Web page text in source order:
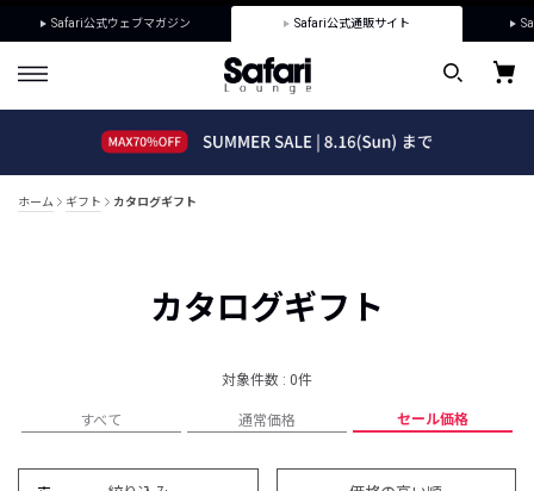
Safari公式ウェブマガジン Safari公式通販サイト
ホーム ギフト カタログギフト
カタログギフト
対象件数 : 0件
すべて 通常価格 セール価格